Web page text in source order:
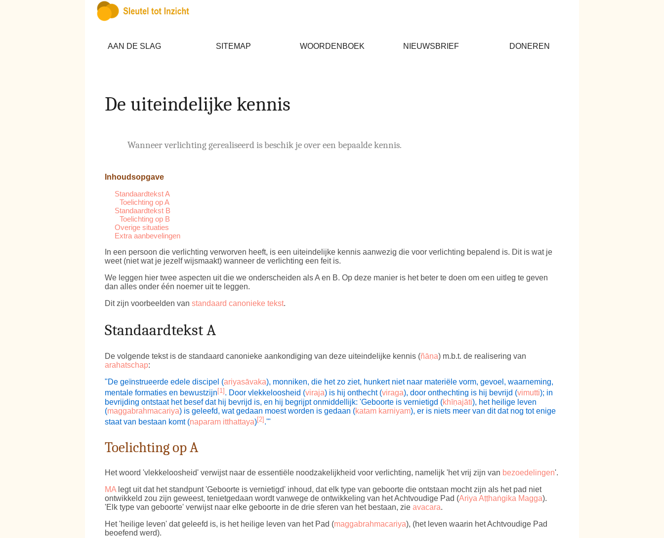
AAN DE SLAG SITEMAP WOORDENBOEK NIEUWSBRIEF DONEREN
De uiteindelijke kennis
Wanneer verlichting gerealiseerd is beschik je over een bepaalde kennis.
Inhoudsopgave
Standaardtekst A
Toelichting op A
Standaardtekst B
Toelichting op B
Overige situaties
Extra aanbevelingen
In een persoon die verlichting verworven heeft, is een uiteindelijke kennis aanwezig die voor verlichting bepalend is. Dit is wat je
weet (niet wat je jezelf wijsmaakt) wanneer de verlichting een feit is.
We leggen hier twee aspecten uit die we onderscheiden als A en B. Op deze manier is het beter te doen om een uitleg te geven
dan alles onder één noemer uit te leggen.
Dit zijn voorbeelden van standaard canonieke tekst.
Standaardtekst A
De volgende tekst is de standaard canonieke aankondiging van deze uiteindelijke kennis (ñāṇa) m.b.t. de realisering van
arahatschap:
"De geïnstrueerde edele discipel (ariyasāvaka), monniken, die het zo ziet, hunkert niet naar materiële vorm, gevoel, waarneming,
mentale formaties en bewustzijn[1]. Door vlekkeloosheid (viraja) is hij onthecht (viraga), door onthechting is hij bevrijd (vimutti); in
bevrijding ontstaat het besef dat hij bevrijd is, en hij begrijpt onmiddellijk: 'Geboorte is vernietigd (khīṇajāti), het heilige leven
(maggabrahmacariya) is geleefd, wat gedaan moest worden is gedaan (katam karniyam), er is niets meer van dit dat nog tot enige
staat van bestaan komt (naparam itthattaya)[2].'"
Toelichting op A
Het woord 'vlekkeloosheid' verwijst naar de essentiële noodzakelijkheid voor verlichting, namelijk 'het vrij zijn van bezoedelingen'.
MA legt uit dat het standpunt 'Geboorte is vernietigd' inhoud, dat elk type van geboorte die ontstaan mocht zijn als het pad niet
ontwikkeld zou zijn geweest, tenietgedaan wordt vanwege de ontwikkeling van het Achtvoudige Pad (Ariya Aṭṭhaṅgika Magga).
'Elk type van geboorte' verwijst naar elke geboorte in de drie sferen van het bestaan, zie avacara.
Het 'heilige leven' dat geleefd is, is het heilige leven van het Pad (maggabrahmacariya), (het leven waarin het Achtvoudige Pad
beoefend werd).